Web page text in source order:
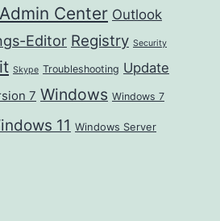
Center Outlook
Editor Registry Security
Skype Troubleshooting Update
7 Windows Windows 7
11 Windows Server